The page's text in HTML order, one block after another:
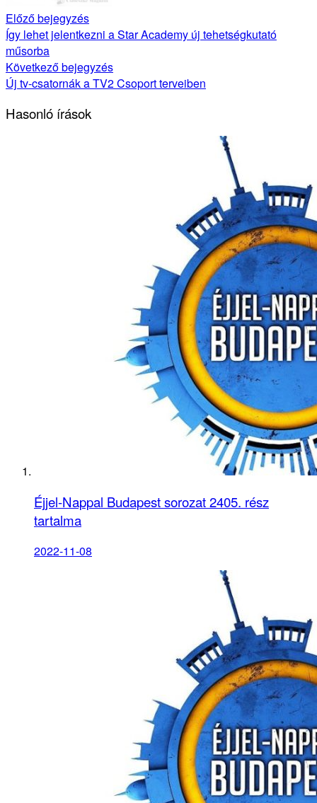
Előző bejegyzés
Így lehet jelentkezni a Star Academy új tehetségkutató
műsorba
Következő bejegyzés
Új tv-csatornák a TV2 Csoport terveiben
Hasonló írások
Éjjel-Nappal Budapest sorozat 2405. rész
tartalma
2022-11-08